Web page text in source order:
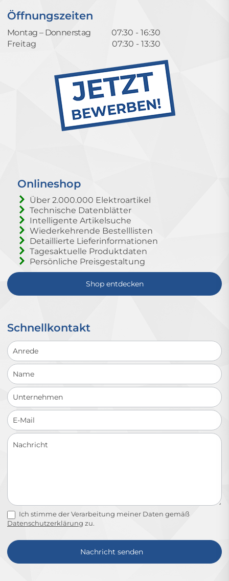
Öffnungszeiten
Montag – Donnerstag
07:30 - 16:30
Freitag
07:30 - 13:30
Onlineshop
Über 2.000.000 Elektroartikel
Technische Datenblätter
Intelligente Artikelsuche
Wiederkehrende Bestelllisten
Detaillierte Lieferinformationen
Tagesaktuelle Produktdaten
Persönliche Preisgestaltung
Shop entdecken
Schnellkontakt
Schnellkontakt
Ich stimme der Verarbeitung meiner Daten gemäß
Datenschutzerklärung zu.
Nachricht senden